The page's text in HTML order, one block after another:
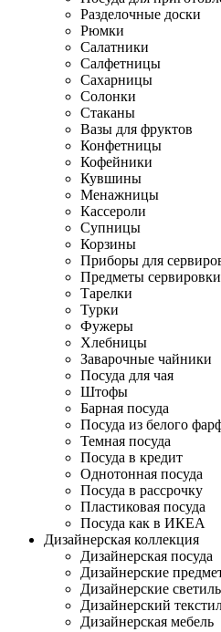
Разделочные доски
Рюмки
Салатники
Салфетницы
Сахарницы
Солонки
Стаканы
Вазы для фруктов
Конфетницы
Кофейники
Кувшины
Менажницы
Кассероли
Супницы
Корзины
Приборы для
Предметы сервировки
Тарелки
Турки
Фужеры
Хлебницы
Заварочные чайники
Посуда для чая
Штофы
Барная посуда
Посуда из белого
Темная посуда
Посуда в кредит
Однотонная посуда
Посуда в рассрочку
Пластиковая посуда
Посуда как в ИКЕА
Дизайнерская коллекция
Дизайнерская посуда
Дизайнерские
Дизайнерские
Дизайнерский
Дизайнерская мебель